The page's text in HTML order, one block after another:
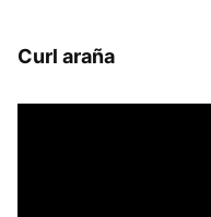
Curl araña